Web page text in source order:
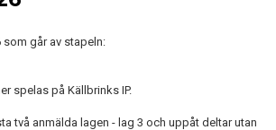
som går av stapeln:
spelas på Källbrinks IP.
två anmälda lagen - lag 3 och uppåt deltar utan